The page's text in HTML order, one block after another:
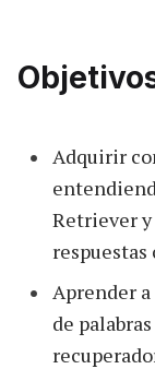
Adquirir
Retriever
Aprender
de